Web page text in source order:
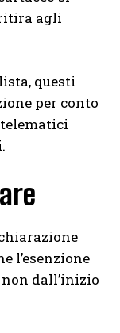
agli
questi
per conto
l’esenzione
dall’inizio